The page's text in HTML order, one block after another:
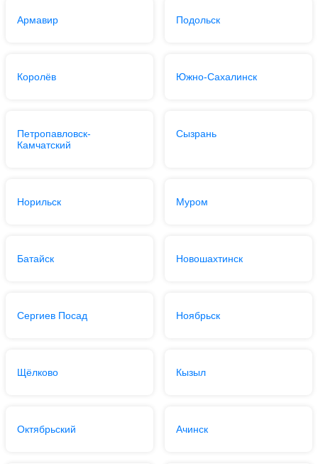
Армавир Подольск
Королёв Южно-Сахалинск
Петропавловск-
Камчатский
Сызрань
Норильск Муром
Батайск Новошахтинск
Сергиев Посад Ноябрьск
Щёлково Кызыл
Октябрьский Ачинск